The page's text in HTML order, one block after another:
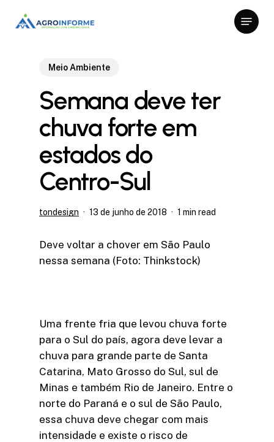
Menu
Meio Ambiente
Semana deve ter
chuva forte em
estados do
Centro-Sul
tondesign 13 de junho de 2018 1 min read
Deve voltar a chover em São Paulo
nessa semana (Foto: Thinkstock)
Uma frente fria que levou chuva forte
para o Sul do país, agora deve levar a
chuva para grande parte de Santa
Catarina, Mato Grosso do Sul, sul de
Minas e também Rio de Janeiro. Entre o
norte do Paraná e o sul de São Paulo,
essa chuva deve chegar com mais
intensidade e existe o risco de